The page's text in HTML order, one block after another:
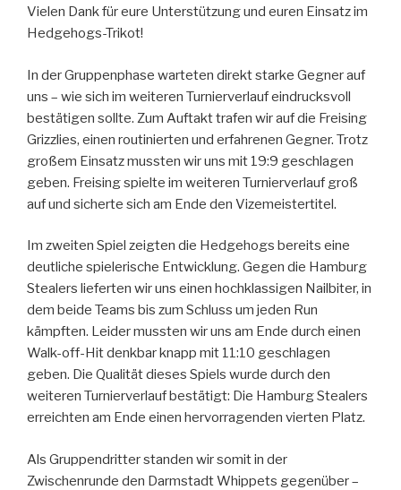
Vielen Dank für eure Unterstützung und euren Einsatz im
Hedgehogs-Trikot!
In der Gruppenphase warteten direkt starke Gegner auf
uns – wie sich im weiteren Turnierverlauf eindrucksvoll
bestätigen sollte. Zum Auftakt trafen wir auf die Freising
Grizzlies, einen routinierten und erfahrenen Gegner. Trotz
großem Einsatz mussten wir uns mit 19:9 geschlagen
geben. Freising spielte im weiteren Turnierverlauf groß
auf und sicherte sich am Ende den Vizemeistertitel.
Im zweiten Spiel zeigten die Hedgehogs bereits eine
deutliche spielerische Entwicklung. Gegen die Hamburg
Stealers lieferten wir uns einen hochklassigen Nailbiter, in
dem beide Teams bis zum Schluss um jeden Run
kämpften. Leider mussten wir uns am Ende durch einen
Walk-off-Hit denkbar knapp mit 11:10 geschlagen
geben. Die Qualität dieses Spiels wurde durch den
weiteren Turnierverlauf bestätigt: Die Hamburg Stealers
erreichten am Ende einen hervorragenden vierten Platz.
Als Gruppendritter standen wir somit in der
Zwischenrunde den Darmstadt Whippets gegenüber –